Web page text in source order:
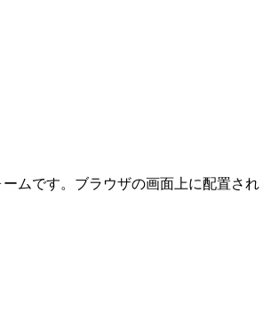
ムです。ブラウザの画面上に配置され